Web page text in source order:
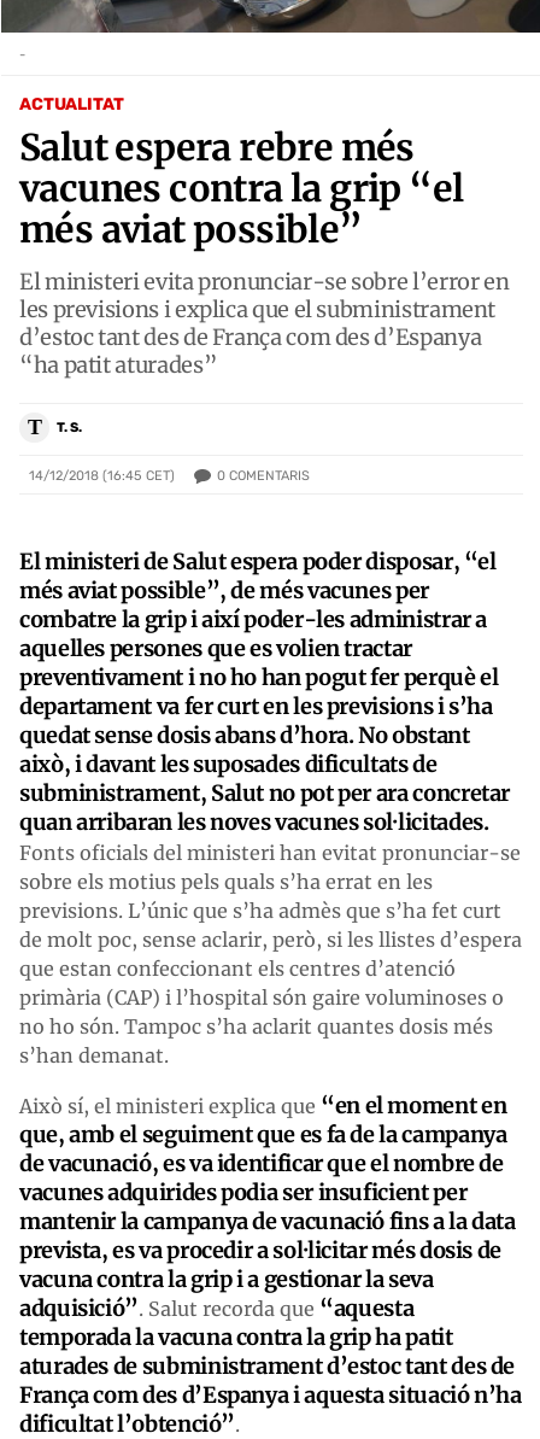
ACTUALITAT
Salut espera rebre més
vacunes contra la grip “el
més aviat possible”
El ministeri evita pronunciar-se sobre l’error en
les previsions i explica que el subministrament
d’estoc tant des de França com des d’Espanya
“ha patit aturades”
T T. S.
14/12/2018 (16:45 CET) 0 COMENTARIS
-
El ministeri de Salut espera poder disposar, “el
més aviat possible”, de més vacunes per
combatre la grip i així poder-les administrar a
aquelles persones que es volien tractar
preventivament i no ho han pogut fer perquè el
departament va fer curt en les previsions i s’ha
quedat sense dosis abans d’hora. No obstant
això, i davant les suposades dificultats de
subministrament, Salut no pot per ara concretar
quan arribaran les noves vacunes sol·licitades.
Fonts oficials del ministeri han evitat pronunciar-se
sobre els motius pels quals s’ha errat en les
previsions. L’únic que s’ha admès que s’ha fet curt
de molt poc, sense aclarir, però, si les llistes d’espera
que estan confeccionant els centres d’atenció
primària (CAP) i l’hospital són gaire voluminoses o
no ho són. Tampoc s’ha aclarit quantes dosis més
s’han demanat.
Això sí, el ministeri explica que “en el moment en
que, amb el seguiment que es fa de la campanya
de vacunació, es va identificar que el nombre de
vacunes adquirides podia ser insuficient per
mantenir la campanya de vacunació fins a la data
prevista, es va procedir a sol·licitar més dosis de
vacuna contra la grip i a gestionar la seva
adquisició”. Salut recorda que “aquesta
temporada la vacuna contra la grip ha patit
aturades de subministrament d’estoc tant des de
França com des d’Espanya i aquesta situació n’ha
dificultat l’obtenció”.